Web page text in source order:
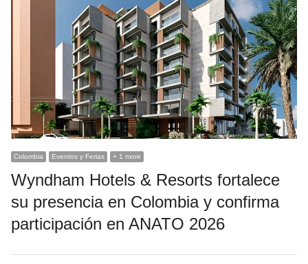
Colombia Eventos y Ferias + 1 more
Wyndham Hotels & Resorts fortalece
su presencia en Colombia y confirma
participación en ANATO 2026